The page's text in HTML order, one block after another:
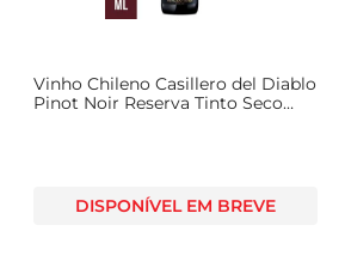
Vinho Chileno Casillero del Diablo
Pinot Noir Reserva Tinto Seco
DISPONÍVEL EM BREVE